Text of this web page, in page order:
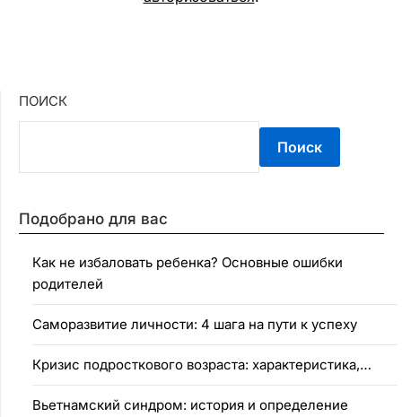
ПОИСК
Поиск
Подобрано для вас
Как не избаловать ребенка? Основные ошибки
родителей
Саморазвитие личности: 4 шага на пути к успеху
Кризис подросткового возраста: характеристика,…
Вьетнамский синдром: история и определение